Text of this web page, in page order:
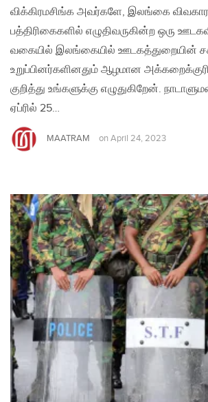
விக்கிரமசிங்க அவர்களே, இலங்கை
பத்திரிகைகளில் எழுதிவருகின்ற ஒரு
வகையில் இலங்கையில் ஊடகத்துறையின்
உறுப்பினர்களினதும் ஆழமான
குறித்து உங்களுக்கு எழுதுகிறேன்.
ஏப்ரில் 25…
MAATRAM on April 24, 2023